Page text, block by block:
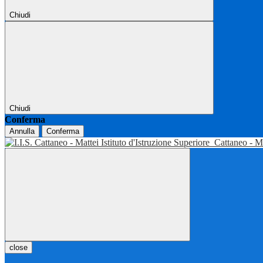
Chiudi
Chiudi
Conferma
Annulla Conferma
Istituto d'Istruzione Superiore Cattaneo -
close